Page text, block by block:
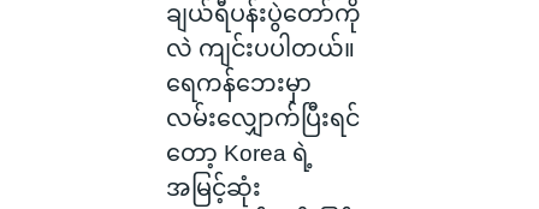
ချယ်ရီပန်းပွဲတော်ကို
လဲ ကျင်းပပါတယ်။
ရေကန်ဘေးမှာ
လမ်းလျှောက်ပြီးရင်
တော့ Korea ရဲ့
အမြင့်ဆုံး